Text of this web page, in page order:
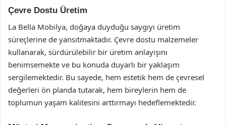
Çevre Dostu Üretim
La Bella Mobilya, doğaya duyduğu saygıyı üretim
süreçlerine de yansıtmaktadır. Çevre dostu malzemeler
kullanarak, sürdürülebilir bir üretim anlayışını
benimsemekte ve bu konuda duyarlı bir yaklaşım
sergilemektedir. Bu sayede, hem estetik hem de çevresel
değerleri ön planda tutarak, hem bireylerin hem de
toplumun yaşam kalitesini arttırmayı hedeflemektedir.